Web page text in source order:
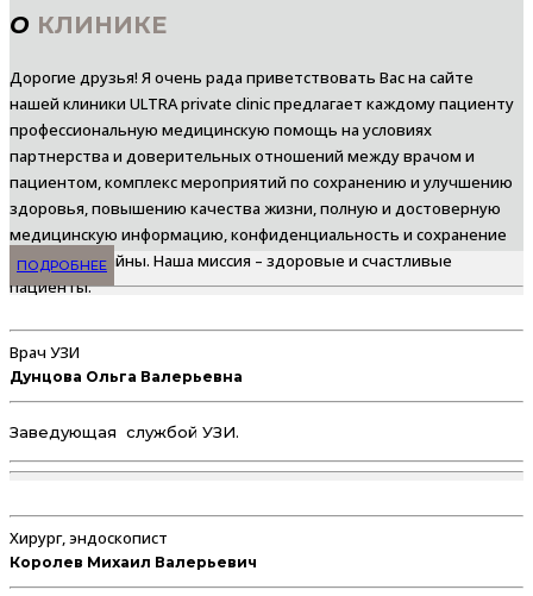
О КЛИНИКЕ
Дорогие друзья! Я очень рада приветствовать Вас на сайте
нашей клиники ULTRA private clinic предлагает каждому пациенту
профессиональную медицинскую помощь на условиях
партнерства и доверительных отношений между врачом и
пациентом, комплекс мероприятий по сохранению и улучшению
здоровья, повышению качества жизни, полную и достоверную
медицинскую информацию, конфиденциальность и сохранение
врачебной тайны. Наша миссия – здоровые и счастливые
пациенты.
ПОДРОБНЕЕ
Врач УЗИ
Дунцова Ольга Валерьевна
Заведующая службой УЗИ.
Хирург, эндоскопист
Королев Михаил Валерьевич